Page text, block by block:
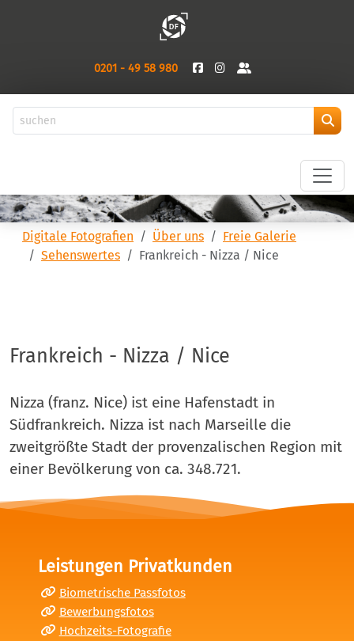
0201 - 49 58 980
Digitale Fotografien Über uns
Freie Galerie
Sehenswertes
Frankreich - Nizza / Nice
Frankreich - Nizza / Nice
Nizza (franz. Nice) ist eine Hafenstadt in
Südfrankreich. Nizza ist nach Marseille die
zweitgrößte Stadt der provenzalischen Region mit
einer Bevölkerung von ca. 348.721.
Leistungen Privatkunden
Biometrische Passfotos
Bewerbungsfotos
Hochzeits-Fotografie